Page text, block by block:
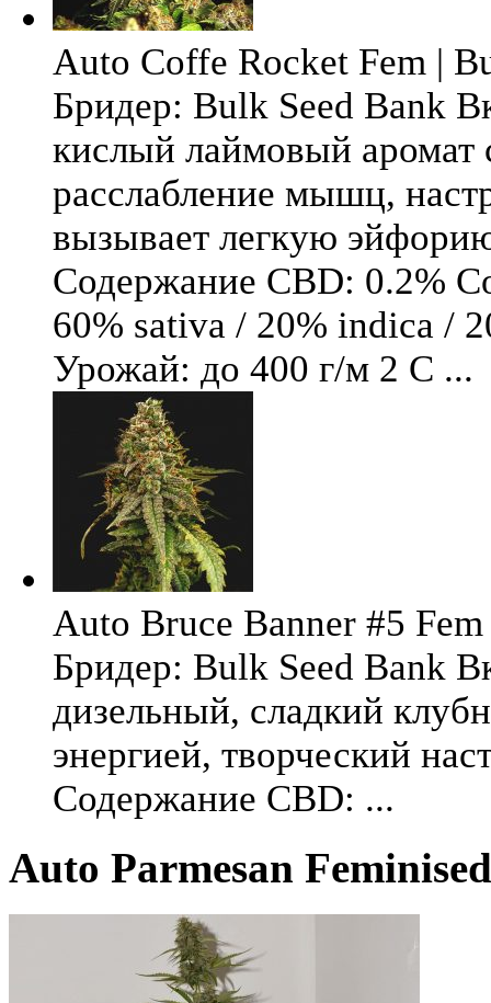
Auto Coffe Rocket Fem |
Бридер: Bulk Seed Bank
кислый лаймовый аромат
расслабление мышц,
вызывает легкую
Содержание CBD: 0.2%
60% sativa / 20% indica /
Урожай: до 400 г/м 2 С ...
Auto Bruce Banner #5
Бридер: Bulk Seed Bank
дизельный, сладкий
энергией, творческий
Содержание CBD: ...
Auto Parmesan